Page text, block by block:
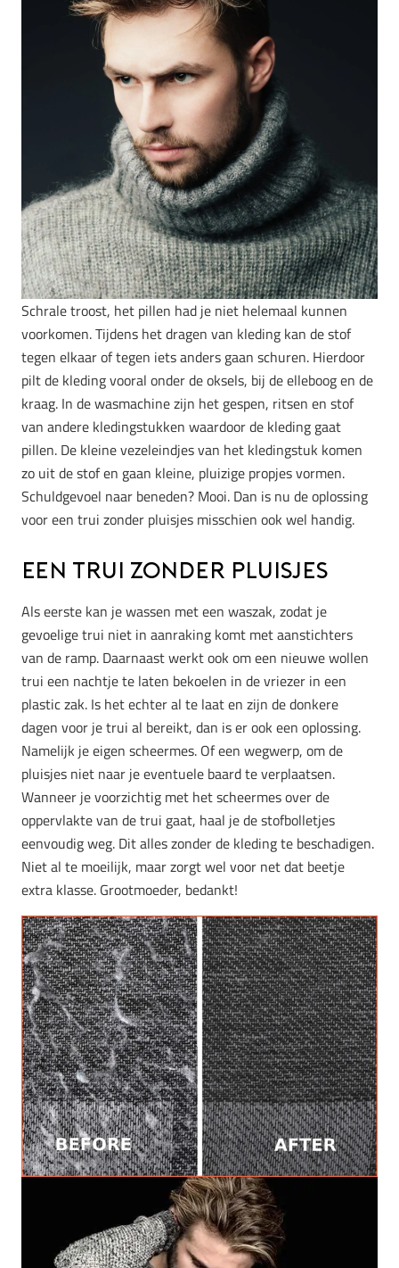
Schrale troost, het pillen had je niet helemaal kunnen
voorkomen. Tijdens het dragen van kleding kan de stof
tegen elkaar of tegen iets anders gaan schuren. Hierdoor
pilt de kleding vooral onder de oksels, bij de elleboog en de
kraag. In de wasmachine zijn het gespen, ritsen en stof
van andere kledingstukken waardoor de kleding gaat
pillen. De kleine vezeleindjes van het kledingstuk komen
zo uit de stof en gaan kleine, pluizige propjes vormen.
Schuldgevoel naar beneden? Mooi. Dan is nu de oplossing
voor een trui zonder pluisjes misschien ook wel handig.
Een trui zonder pluisjes
Als eerste kan je wassen met een waszak, zodat je
gevoelige trui niet in aanraking komt met aanstichters
van de ramp. Daarnaast werkt ook om een nieuwe wollen
trui een nachtje te laten bekoelen in de vriezer in een
plastic zak. Is het echter al te laat en zijn de donkere
dagen voor je trui al bereikt, dan is er ook een oplossing.
Namelijk je eigen scheermes. Of een wegwerp, om de
pluisjes niet naar je eventuele baard te verplaatsen.
Wanneer je voorzichtig met het scheermes over de
oppervlakte van de trui gaat, haal je de stofbolletjes
eenvoudig weg. Dit alles zonder de kleding te beschadigen.
Niet al te moeilijk, maar zorgt wel voor net dat beetje
extra klasse. Grootmoeder, bedankt!